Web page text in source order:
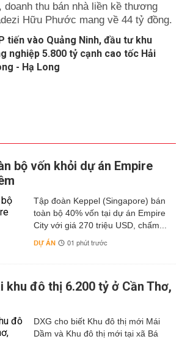
doanh thu bán nhà liền kề thương
Hữu Phước mang về 44 tỷ đồng.
tiến vào Quảng Ninh, đầu tư khu
nghiệp 5.800 tỷ cạnh cao tốc Hải
- Hạ Long
bộ vốn khỏi dự án Empire
Tập đoàn Keppel (Singapore) bán
toàn bộ 40% vốn tại dự án Empire
City với giá 270 triệu USD, chấm...
DỰ ÁN 01 phút trước
khu đô thị 6.200 tỷ ở Cần Thơ,
DXG cho biết Khu đô thị mới Mái
Dầm và Khu đô thị mới tại xã Bá